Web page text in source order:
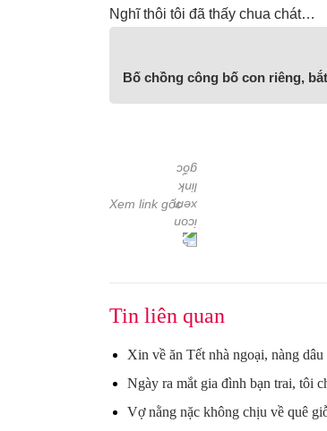
Nghĩ thôi tôi đã thấy chua chát…
Bố chồng công bố con riêng,
Xem link gốc
Tin liên quan
Xin về ăn Tết nhà ngoại, nàng
Ngày ra mắt gia đình bạn trai, tôi
Vợ nằng nặc không chịu về quê